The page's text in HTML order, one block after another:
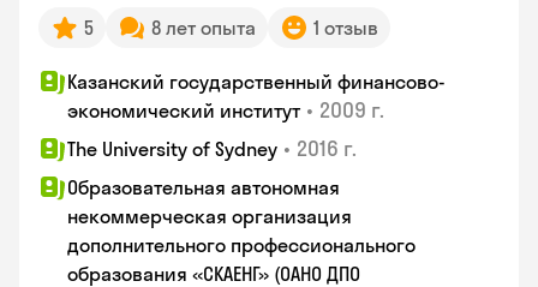
5 8 лет опыта 1 отзыв
Казанский государственный финансово-
экономический институт • 2009 г.
The University of Sydney • 2016 г.
Образовательная автономная
некоммерческая организация
дополнительного профессионального
образования «СКАЕНГ» (ОАНО ДПО